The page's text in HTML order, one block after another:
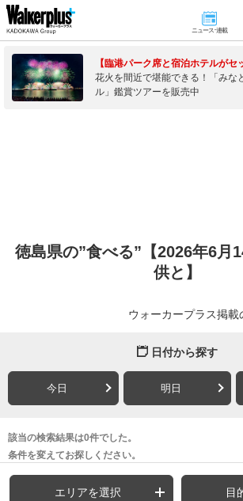
ニュース･連載
【臨港パーク席と宿泊ホテルがセ
花火を間近で堪能できる！「みな
ル」鑑賞ツアーを販売中
徳島県の”食べる”【2026年6月
供と】
ウォーカープラス掲
日付から探す
今日 明日
該当の検索結果は0件でした。
条件を変えてお探しください。
エリアを選択 目